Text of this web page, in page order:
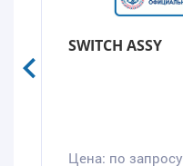
SWITCH ASSY
Цена: по запросу